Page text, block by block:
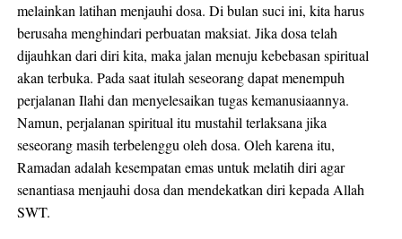
melainkan latihan menjauhi dosa. Di bulan suci ini, kita harus
berusaha menghindari perbuatan maksiat. Jika dosa telah
dijauhkan dari diri kita, maka jalan menuju kebebasan spiritual
akan terbuka. Pada saat itulah seseorang dapat menempuh
perjalanan Ilahi dan menyelesaikan tugas kemanusiaannya.
Namun, perjalanan spiritual itu mustahil terlaksana jika
seseorang masih terbelenggu oleh dosa. Oleh karena itu,
Ramadan adalah kesempatan emas untuk melatih diri agar
senantiasa menjauhi dosa dan mendekatkan diri kepada Allah
SWT.